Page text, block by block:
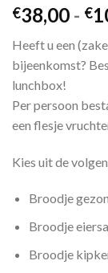
€38,00 - €
Heeft u een
bijeenkomst?
lunchbox!
Per persoon
een flesje
Kies uit de
Broodje
Broodje
Broodje